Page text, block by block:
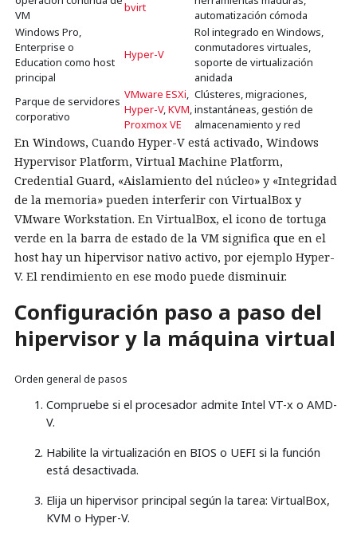
VM
bvirt
automatización cómoda
Windows Pro,
Enterprise o
Education como host
principal
Hyper-V
Rol integrado en Windows,
conmutadores virtuales,
soporte de virtualización
anidada
Parque de servidores
corporativo
VMware ESXi,
Hyper-V,KVM,
Proxmox VE
Clústeres, migraciones,
instantáneas, gestión de
almacenamiento y red
En Windows, Cuando Hyper-V está activado, Windows
Hypervisor Platform, Virtual Machine Platform,
Credential Guard, «Aislamiento del núcleo» y «Integridad
de la memoria» pueden interferir con VirtualBox y
VMware Workstation. En VirtualBox, el icono de tortuga
verde en la barra de estado de la VM significa que en el
host hay un hipervisor nativo activo, por ejemplo Hyper-
V. El rendimiento en ese modo puede disminuir.
Configuración paso a paso del
hipervisor y la máquina virtual
Orden general de pasos
Compruebe si el procesador admite Intel VT-x o AMD-
V.
Habilite la virtualización en BIOS o UEFI si la función
está desactivada.
Elija un hipervisor principal según la tarea: VirtualBox,
KVM o Hyper-V.